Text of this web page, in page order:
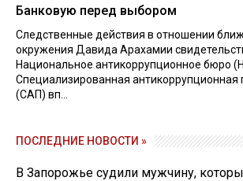
Банковую перед выбором
Следственные действия в отношении
окружения Давида Арахамии
Национальное антикоррупционное бюро
Специализированная антикоррупционная
(САП) вп...
ПОСЛЕДНИЕ НОВОСТИ »
В Запорожье судили мужчину,